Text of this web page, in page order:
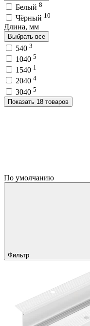
Белый 8
Чёрный 10
Длина, мм
Выбрать все
540 3
1040 5
1540 1
2040 4
3040 5
Показать 18 товаров
По умолчанию
Фильтр